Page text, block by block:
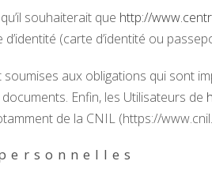
souhaiterait que http://
(carte d’identité ou
aux obligations qui sont
Enfin, les Utilisateurs de
de la CNIL (https://